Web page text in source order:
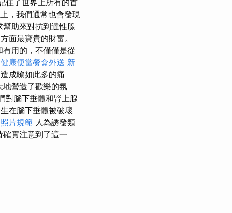
，我們通常也會發現
助來對抗到達性腺
面最寶貴的財富。
用的，不僅僅是從
健康便當餐盒外送 新
成瞭如此多的痛
地營造了歡樂的氛
對腦下垂體和腎上腺
在腦下垂體被破壞
片規範 人為誘發類
實注意到了這一